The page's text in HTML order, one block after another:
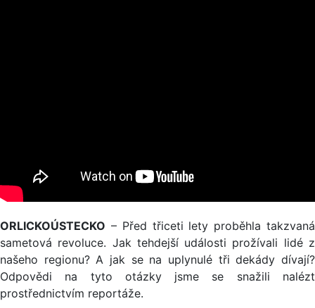
ORLICKOÚSTECKO – Před třiceti lety proběhla takzvaná
sametová revoluce. Jak tehdejší události prožívali lidé z
našeho regionu? A jak se na uplynulé tři dekády dívají?
Odpovědi na tyto otázky jsme se snažili nalézt
prostřednictvím reportáže.